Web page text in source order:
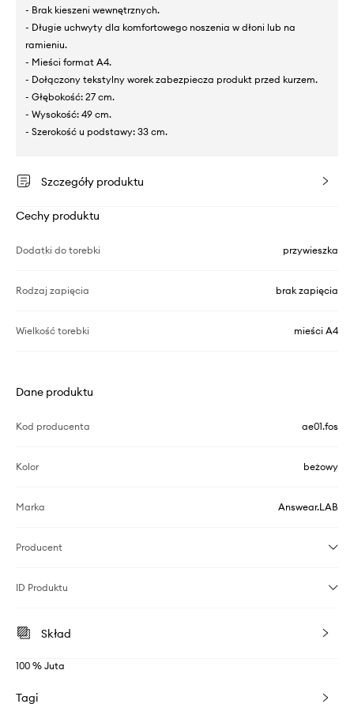
- Brak kieszeni wewnętrznych.
- Długie uchwyty dla komfortowego noszenia w dłoni lub na
ramieniu.
- Mieści format A4.
- Dołączony tekstylny worek zabezpiecza produkt przed kurzem.
- Głębokość: 27 cm.
- Wysokość: 49 cm.
- Szerokość u podstawy: 33 cm.
Szczegóły produktu
Cechy produktu
Dodatki do torebki przywieszka
Rodzaj zapięcia brak zapięcia
Wielkość torebki mieści A4
Dane produktu
Kod producenta ae01.fos
Kolor beżowy
Marka Answear.LAB
Producent
ID Produktu
Skład
100 % Juta
Tagi